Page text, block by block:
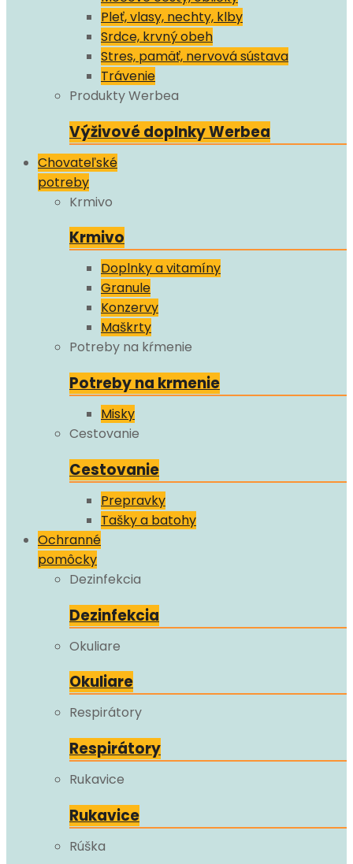
Pleť, vlasy, nechty, klby
Srdce, krvný obeh
Stres, pamäť, nervová sústava
Trávenie
Produkty Werbea
Výživové doplnky Werbea
Chovateľské
potreby
Krmivo
Krmivo
Doplnky a vitamíny
Granule
Konzervy
Maškrty
Potreby na kŕmenie
Potreby na krmenie
Misky
Cestovanie
Cestovanie
Prepravky
Tašky a batohy
Ochranné
pomôcky
Dezinfekcia
Dezinfekcia
Okuliare
Okuliare
Respirátory
Respirátory
Rukavice
Rukavice
Rúška